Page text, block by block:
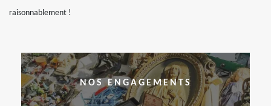
raisonnablement !
NOS ENGAGEMENTS